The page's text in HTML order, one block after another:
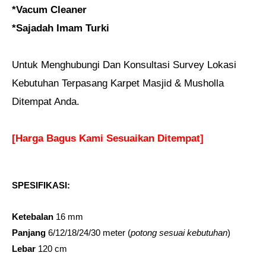
*Vacum Cleaner
*Sajadah Imam Turki
Untuk Menghubungi Dan Konsultasi Survey Lokasi
Kebutuhan Terpasang Karpet Masjid & Musholla
Ditempat Anda.
[Harga Bagus Kami Sesuaikan Ditempat]
SPESIFIKASI:
Ketebalan 16 mm
Panjang 6/12/18/24/30 meter (potong sesuai kebutuhan)
Lebar 120 cm